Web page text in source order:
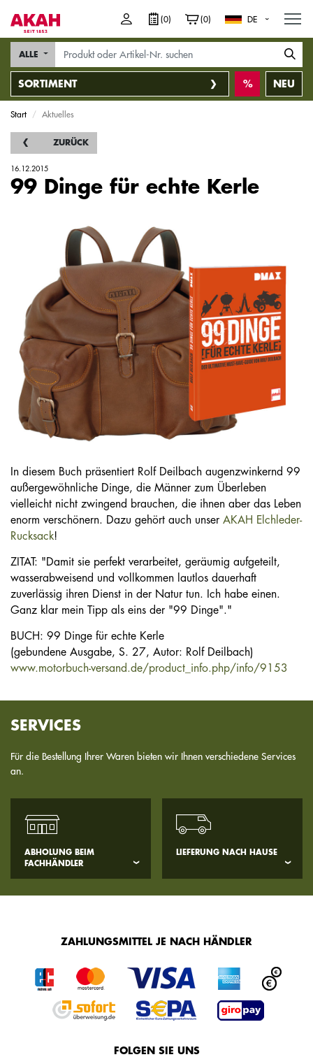
(0) (0) DE
SORTIMENT
ALLE
NEU
Start Aktuelles
ZURÜCK
16.12.2015
99 Dinge für echte Kerle
In diesem Buch präsentiert Rolf Deilbach augenzwinkernd 99
außergewöhnliche Dinge, die Männer zum Überleben
vielleicht nicht zwingend brauchen, die ihnen aber das Leben
enorm verschönern. Dazu gehört auch unser AKAH Elchleder-
Rucksack!
ZITAT: "Damit sie perfekt verarbeitet, geräumig aufgeteilt,
wasserabweisend und vollkommen lautlos dauerhaft
zuverlässig ihren Dienst in der Natur tun. Ich habe einen.
Ganz klar mein Tipp als eins der "99 Dinge"."
BUCH: 99 Dinge für echte Kerle
(gebundene Ausgabe, S. 27, Autor: Rolf Deilbach)
www.motorbuch-versand.de/product_info.php/info/9153
SERVICES
Für die Bestellung Ihrer Waren bieten wir Ihnen verschiedene Services
an.
ABHOLUNG BEIM
FACHHÄNDLER
LIEFERUNG NACH HAUSE
ZAHLUNGSMITTEL JE NACH HÄNDLER
FOLGEN SIE UNS